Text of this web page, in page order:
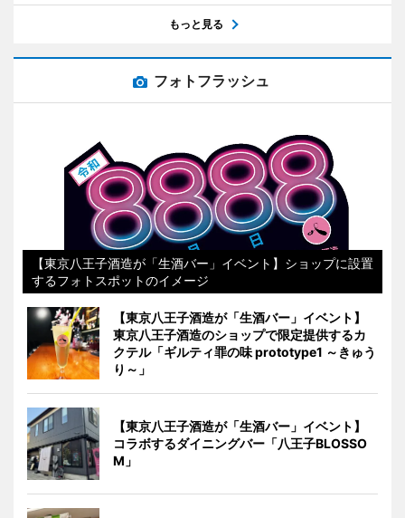
もっと見る
フォトフラッシュ
【東京八王子酒造が「生酒バー」イベント】ショップに設置
するフォトスポットのイメージ
【東京八王子酒造が「生酒バー」イベント】
東京八王子酒造のショップで限定提供するカ
クテル「ギルティ罪の味 prototype1 ～きゅう
り～」
【東京八王子酒造が「生酒バー」イベント】
コラボするダイニングバー「八王子BLOSSO
M」